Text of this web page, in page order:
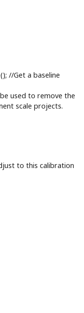
//Get a baseline
used to remove the
scale projects.
to this calibration